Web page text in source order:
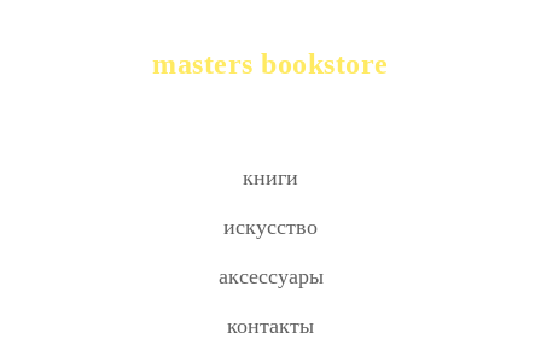
masters bookstore
книги
искусство
аксессуары
контакты